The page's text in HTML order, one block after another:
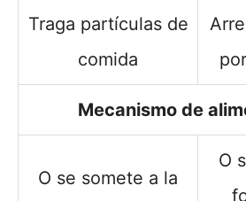
Traga partículas de
comida
Mecanismo de
O se somete a la
O